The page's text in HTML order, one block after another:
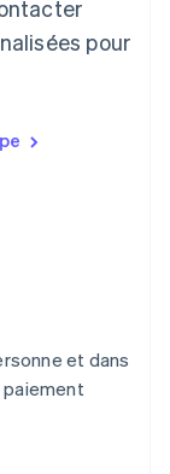
pour
et dans
paiement